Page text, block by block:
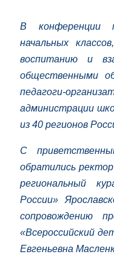
В конференции
начальных
воспитанию и
общественными
педагоги-
администрации
из 40 регионов
С
обратились ректор
региональный
России»
сопровождению
«Всероссийский
Евгеньевна